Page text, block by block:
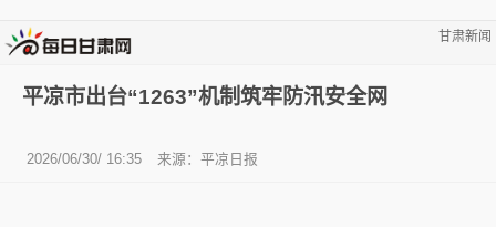
甘肃新闻
平凉市出台“1263”机制筑牢防汛安全网
2026/06/30/ 16:35 来源：平凉日报